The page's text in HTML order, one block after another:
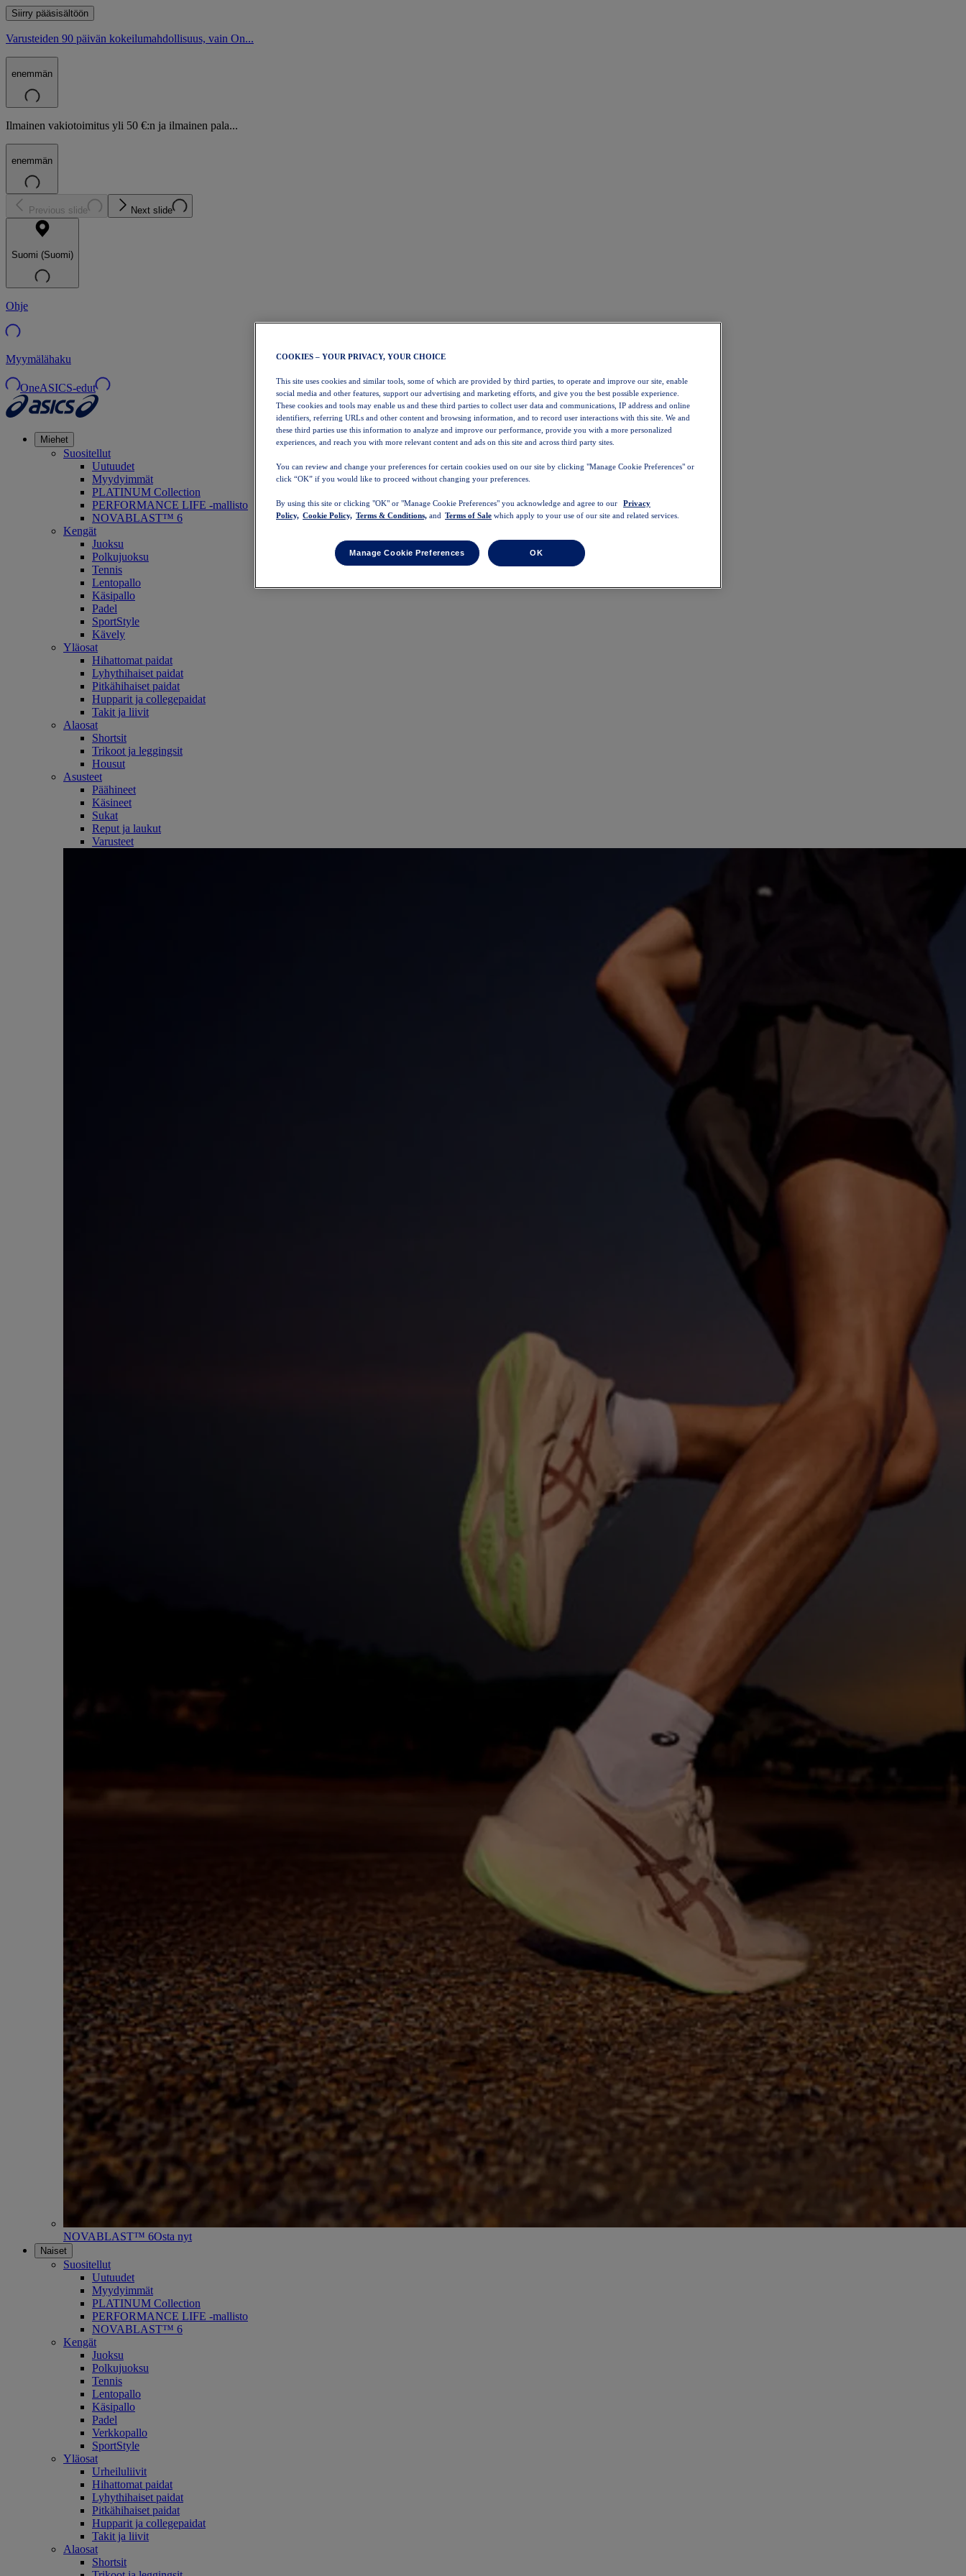
Siirry pääsisältöön
Varusteiden 90 päivän kokeilumahdollisuus, vain On...
enemmän
Ilmainen vakiotoimitus yli 50 €:n ja ilmainen pala...
enemmän
Previous slide Next slide
Suomi (Suomi)
Ohje
Myymälähaku
OneASICS-edut
Miehet
Suositellut
Uutuudet
Myydyimmät
PLATINUM Collection
PERFORMANCE LIFE -mallisto
NOVABLAST™ 6
Kengät
Juoksu
Polkujuoksu
Tennis
Lentopallo
Käsipallo
Padel
SportStyle
Kävely
Yläosat
Hihattomat paidat
Lyhythihaiset paidat
Pitkähihaiset paidat
Hupparit ja collegepaidat
Takit ja liivit
Alaosat
Shortsit
Trikoot ja leggingsit
Housut
Asusteet
Päähineet
Käsineet
Sukat
Reput ja laukut
Varusteet
NOVABLAST™ 6Osta nyt
Naiset
Suositellut
Uutuudet
Myydyimmät
PLATINUM Collection
PERFORMANCE LIFE -mallisto
NOVABLAST™ 6
Kengät
Juoksu
Polkujuoksu
Tennis
Lentopallo
Käsipallo
Padel
Verkkopallo
SportStyle
Yläosat
Urheiluliivit
Hihattomat paidat
Lyhythihaiset paidat
Pitkähihaiset paidat
Hupparit ja collegepaidat
Takit ja liivit
Alaosat
Shortsit
COOKIES – YOUR PRIVACY, YOUR CHOICE
This site uses cookies and similar tools, some of which are provided by third parties, to operate and improve our site, enable
social media and other features, support our advertising and marketing efforts, and give you the best possible experience.
These cookies and tools may enable us and these third parties to collect user data and communications, IP address and online
identifiers, referring URLs and other content and browsing information, and to record user interactions with this site. We and
these third parties use this information to analyze and improve our performance, provide you with a more personalized
experiences, and reach you with more relevant content and ads on this site and across third party sites.
You can review and change your preferences for certain cookies used on our site by clicking "Manage Cookie Preferences" or
click “OK” if you would like to proceed without changing your preferences.
By using this site or clicking "OK" or "Manage Cookie Preferences" you acknowledge and agree to our
Privacy
Policy, Cookie Policy, Terms & Conditions, and Terms of Sale which apply to your use of our site and related services.
Manage Cookie Preferences OK